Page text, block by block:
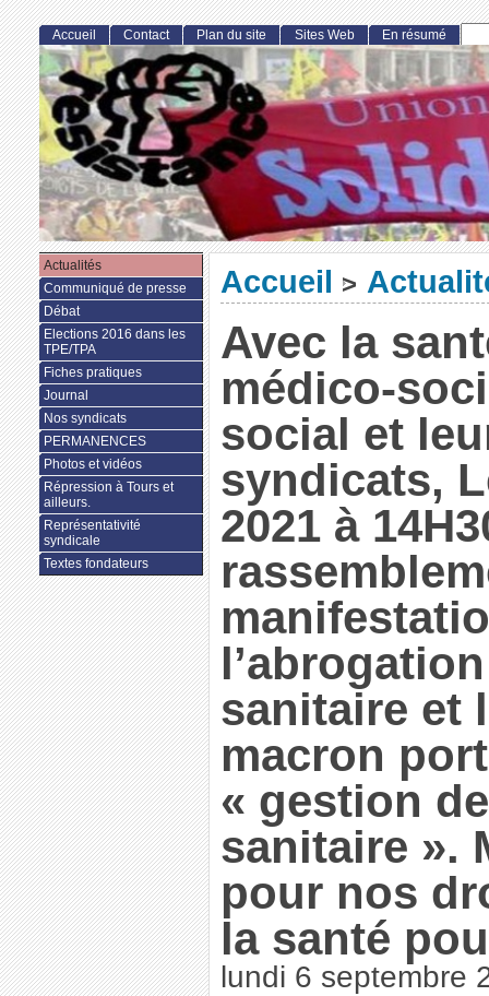
Accueil >
Avec la
médico-
social et
syndicats,
2021 à
sanitaire et
macron
« gestion
sanitaire ».
pour nos
la santé
lundi 6 septembre
Accueil Contact Plan du site Sites Web En résumé
Actualités
Communiqué de presse
Débat
Elections 2016 dans les
TPE/TPA
Fiches pratiques
Journal
Nos syndicats
PERMANENCES
Photos et vidéos
Répression à Tours et
ailleurs.
Représentativité
syndicale
Textes fondateurs